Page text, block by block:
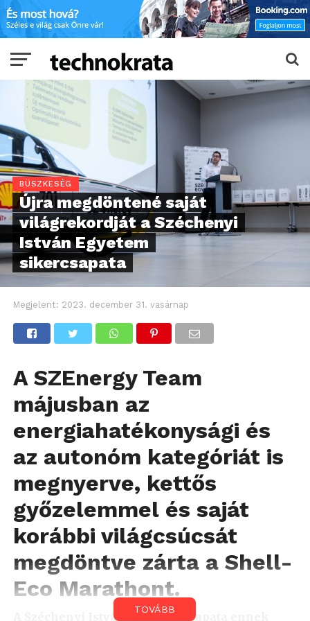
BÜSZKESÉG
Újra megdöntené saját
világrekordját a Széchenyi
István Egyetem
sikercsapata
Megjelent: 2023. december 31. vasárnap
A SZEnergy Team
májusban az
energiahatékonysági és
az autonóm kategóriát is
megnyerve, kettős
győzelemmel és saját
korábbi világcsúcsát
megdöntve zárta a Shell-
Eco Marathont.
A Széchenyi István Egyetem csapata ennek
TOVÁBB